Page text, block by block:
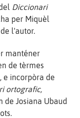
Diccionari
per Miquèl
l'autor.
manténer
de tèrmes
e incorpòra de
ortografic,
de Josiana Ubaud